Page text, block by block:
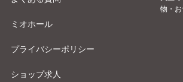
ミオホール
プライバシーポリシー
ショップ求人
物・お